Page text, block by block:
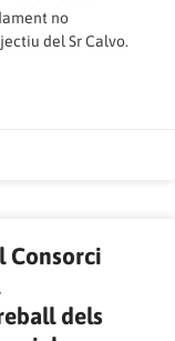
no
del Sr Calvo.
Consorci
dels